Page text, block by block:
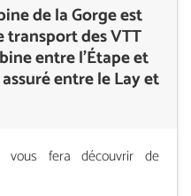
de la Gorge est
transport des VTT
entre l’Étape et
entre le Lay et
vous fera découvrir de